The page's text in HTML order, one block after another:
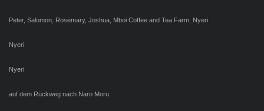
Peter, Salomon, Rosemary, Joshua, Mboi Coffee and Tea Farm, Nyeri
Nyeri
Nyeri
auf dem Rückweg nach Naro Moru